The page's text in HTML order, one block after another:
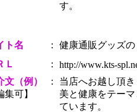
す。
ト名 ：
健康通販グッズ
Ｌ
：
http://www.kts-
文（例）
集可】
：
当店へお越し頂
美と健康をテー
ています。